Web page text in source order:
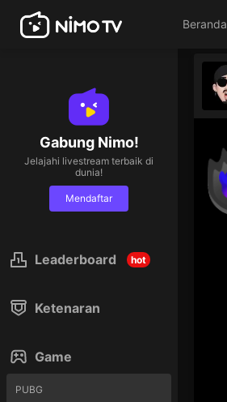
Beranda
Gabung Nimo!
Jelajahi livestream terbaik di
dunia!
Mendaftar
Leaderboard hot
Ketenaran
Game
PUBG